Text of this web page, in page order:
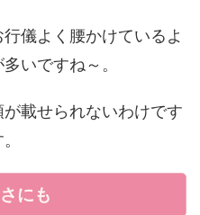
儀よく腰かけているよ
いですね～。
載せられないわけです
にも